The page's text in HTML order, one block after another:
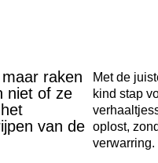
raken
niet of ze
van de
Met de
kind stap
oplost,
verwarring.